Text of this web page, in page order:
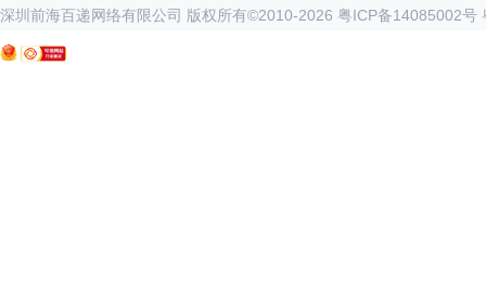
深圳前海百递网络有限公司 版权所有©2010-2026 粤ICP备14085002号